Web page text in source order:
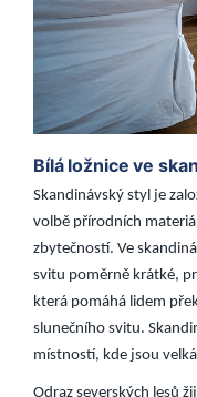
Bílá ložnice ve
Skandinávský styl je
volbě přírodních
zbytečností. Ve
svitu poměrně krátké,
která pomáhá lidem
slunečního svitu.
místností, kde jsou
Odraz severských lesů